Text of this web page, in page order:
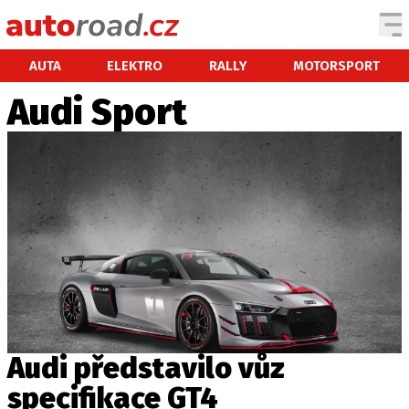
AUTA ELEKTRO RALLY MOTORSPORT
AUTA
TESTY AUT
NOVINKY
EKO
SPY
HISTORIE
ZAJÍMAVOSTI
TECHNIKA
EKONOMIKA
ČESKÝ TRH
TUNING
PROFI
Audi Sport
Audi představilo vůz
specifikace GT4